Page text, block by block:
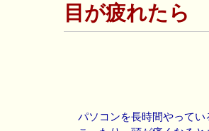
目が疲れたら
パソコンを長時間やって